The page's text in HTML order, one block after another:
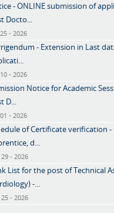
- ONLINE submission of
Docto...
- 2026
- Extension in Last
- 2026
Notice for Academic
D...
- 2026
of Certificate verification -
d...
29 - 2026
List for the post of Technical
-...
25 - 2026